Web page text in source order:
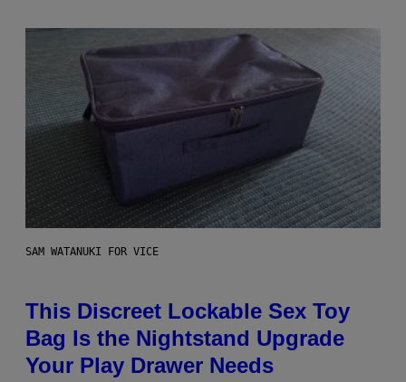
SAM WATANUKI FOR VICE
This Discreet Lockable Sex Toy
Bag Is the Nightstand Upgrade
Your Play Drawer Needs